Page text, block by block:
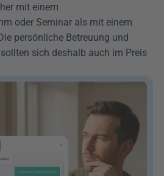
mit einem
oder Seminar als mit einem
persönliche Betreuung und
sich deshalb auch im Preis